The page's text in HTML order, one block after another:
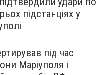
підстанціях у
під час
Маріуполя і